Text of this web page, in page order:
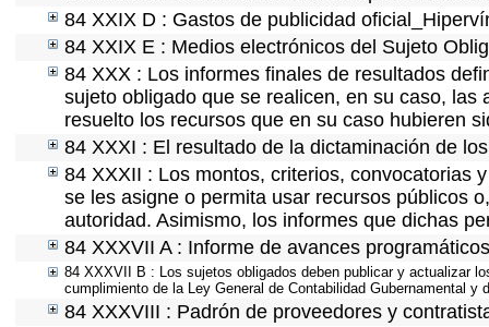
84 XXIX D : Gastos de publicidad
84 XXIX E : Medios electrónicos del Sujeto
84 XXX : Los informes finales de resultados
sujeto obligado que se realicen, en su caso,
resuelto los recursos que en su caso hubieren
84 XXXI : El resultado de la dictaminación de
84 XXXII : Los montos, criterios, convocatorias
se les asigne o permita usar recursos públicos
autoridad. Asimismo, los informes que dichas
84 XXXVII A : Informe de avances
84 XXXVII B : Los sujetos obligados deben publicar y actualizar
cumplimiento de la Ley General de Contabilidad Gubernamental y
84 XXXVIII : Padrón de proveedores y